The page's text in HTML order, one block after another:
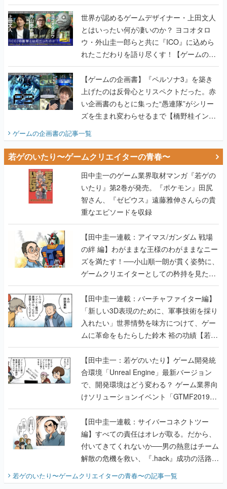
世界が認めるゲームデザイナー・上田文人
とはいったい何が凄いのか？ ヨコオタロ
ウ・外山圭一郎らと共に『ICO』に込めら
れたこだわりを語り尽くす！【ゲームの企
画書】
【ゲームの企画書】『ペルソナ3』を築き
上げたのは反骨心とリスペクトだった。赤
い企画書のもとに集った“愚連隊”がシリー
ズを生まれ変わらせるまで【橋野桂インタ
ビュー】
ゲームの企画書の記事一覧
若ゲのいたり〜ゲームクリエイターの青春〜
田中圭一のゲーム業界取材マンガ『若ゲの
いたり』第2巻が発売。『ポケモン』田尻
智さん、『ゼビウス』遠藤雅伸さんらの貴
重なエピソードを収録
【田中圭一連載：アイマス/ガンダム 戦場
の絆 編】わがままな王様のわがままなニー
ズを満たす！──小山順一朗が貫く姿勢に、
ゲームクリエイターとしての矜持を見た
【若ゲのいたり最終回】
【田中圭一連載：バーチャファイター編】
「新しい3D表現のために、軍事技術を採り
入れたい」世界情勢を味方につけて、ゲー
ムに革命をもたらした鈴木 裕の功績【若ゲ
のいたり】
【田中圭一：若ゲのいたり】ゲーム開発統
合環境「Unreal Engine」最新バージョン
で、開発環境はどう変わる？ ゲーム業界向
けソリューションイベント「GTMF2019」
に行って、より理解を深めよう【PR】
【田中圭一連載：サイバーコネクトツー
編】すべての責任はオレが取る。だから、
付いてきてくれないか──男の熱意はチーム
解散の危機を救い、『.hack』成功の活路を
開く。業界の快男児・松山 洋に流れる血は
『少年ジャンプ』色だった【若ゲのいた
若ゲのいたり〜ゲームクリエイターの青春〜の記事一覧